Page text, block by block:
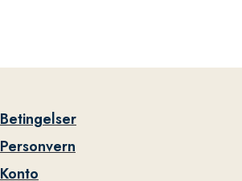
Betingelser
Personvern
Konto